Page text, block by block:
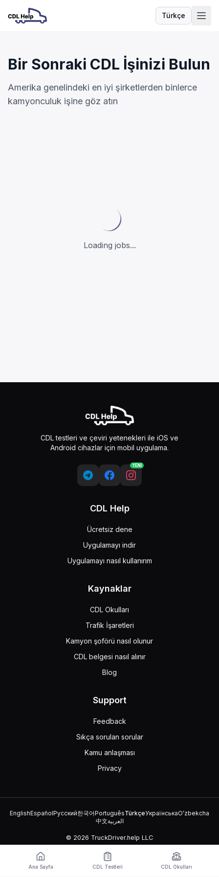
Türkçe
Dil
Bir Sonraki CDL İşinizi Bulun
Amerika genelindeki en iyi şirketlerden binlerce
kamyonculuk işine göz atın
Loading jobs...
CDL testleri ve çeviri yetenekleri ile iOS ve
Android cihazlar için mobil uygulama.
YENİ
CDL Help
Ücretsiz dene
Uygulamayı indir
Uygulamayı nasıl kullanırım
Kaynaklar
CDL Okulları
Trafik İşaretleri
Kamyon şoförü nasıl olunur
CDL belgesi nasıl alınır
Blog
Support
Feedback
Sıkça sorulan sorular
Kamu anlaşması
Privacy
EnglishEspañolРусский한국어PortuguêsTürkçeУкраїнськаOʻzbekcha
中文العربية
© 2026 TruckDriver.help LLC
Platform, şirket tarafından sahiplenilmektedir ve devlet
kuruluşlarıyla ilişkili değildir.
Ana Sayfa CDL Testleri CDL Okulları